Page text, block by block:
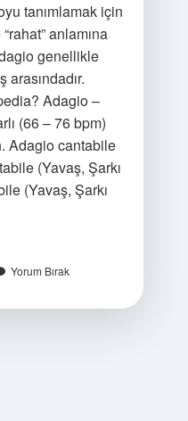
tanımlamak için
anlamına
genellikle
Adagio –
(66 – 76 bpm)
Adagio cantabile
(Yavaş, Şarkı
(Yavaş, Şarkı
Yorum Bırak